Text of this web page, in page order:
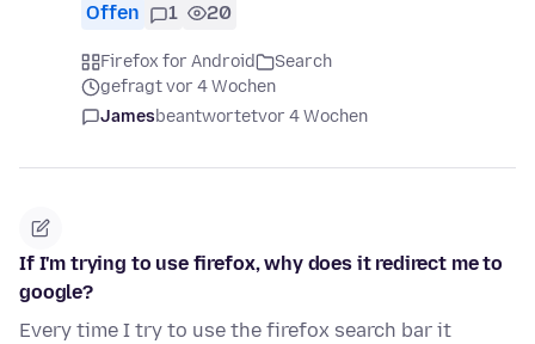
Offen 1 20
Firefox for Android
Search
gefragt vor 4 Wochen
Jamesbeantwortetvor 4 Wochen
If I'm trying to use firefox, why does it redirect me to
google?
Every time I try to use the firefox search bar it